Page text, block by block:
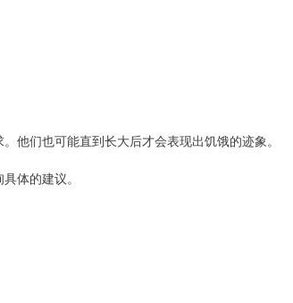
他们也可能直到长大后才会表现出饥饿的迹象。
体的建议。